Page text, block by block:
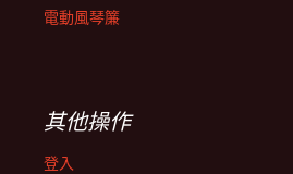
電動風琴簾
其他操作
登入